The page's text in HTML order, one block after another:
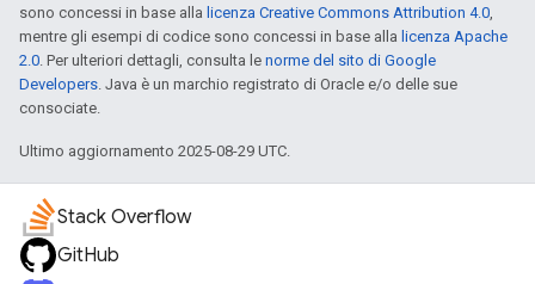
sono concessi in base alla licenza Creative Commons Attribution 4.0,
mentre gli esempi di codice sono concessi in base alla licenza Apache
2.0. Per ulteriori dettagli, consulta le norme del sito di Google
Developers. Java è un marchio registrato di Oracle e/o delle sue
consociate.
Ultimo aggiornamento 2025-08-29 UTC.
Stack Overflow
GitHub